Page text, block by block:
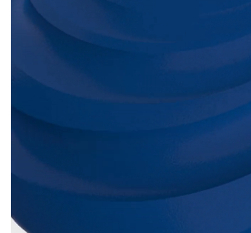
89/40480 - RAL 5010 Gentian Blue